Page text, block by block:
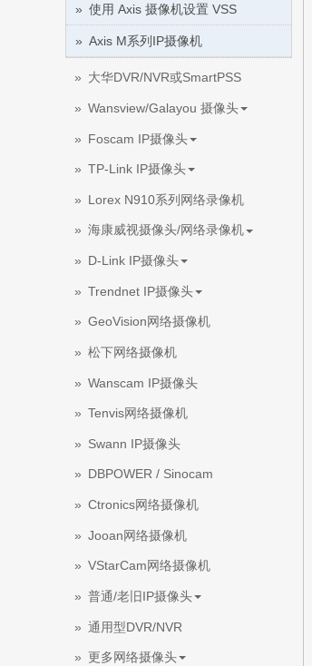
使用 Axis 摄像机设置 VSS
Axis M系列IP摄像机
大华DVR/NVR或SmartPSS
Wansview/Galayou 摄像头
Foscam IP摄像头
TP-Link IP摄像头
Lorex N910系列网络录像机
海康威视摄像头/网络录像机
D-Link IP摄像头
Trendnet IP摄像头
GeoVision网络摄像机
松下网络摄像机
Wanscam IP摄像头
Tenvis网络摄像机
Swann IP摄像头
DBPOWER / Sinocam
Ctronics网络摄像机
Jooan网络摄像机
VStarCam网络摄像机
普通/老旧IP摄像头
通用型DVR/NVR
更多网络摄像头